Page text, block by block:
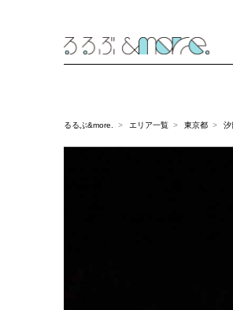
るるぶ&more. エリア一覧 東京都 汐